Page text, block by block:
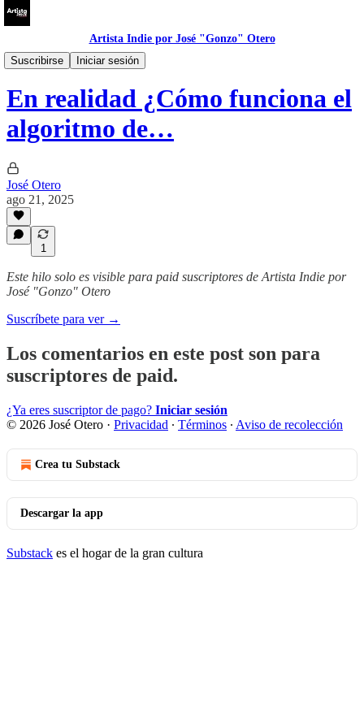
Artista Indie por José "Gonzo" Otero
Suscribirse
Iniciar sesión
Spotify
En realidad ¿Cómo funciona el
algoritmo de…
José Otero
ago 21, 2025
1
Este hilo solo es visible para paid suscriptores de Artista Indie por
José "Gonzo" Otero
Suscríbete para ver →
Los comentarios en este post son para
suscriptores de paid.
¿Ya eres suscriptor de pago? Iniciar sesión
© 2026 José Otero · Privacidad ∙ Términos ∙ Aviso de recolección
Crea tu Substack
Descargar la app
Substack es el hogar de la gran cultura